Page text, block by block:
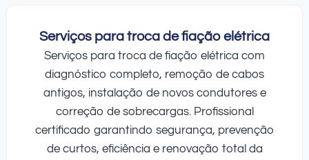
Serviços para troca de fiação elétrica
Serviços para troca de fiação elétrica com
diagnóstico completo, remoção de cabos
antigos, instalação de novos condutores e
correção de sobrecargas. Profissional
certificado garantindo segurança, prevenção
de curtos, eficiência e renovação total da